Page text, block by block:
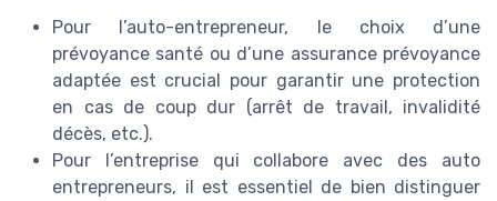
Pour l’auto-entrepreneur, le choix d’une
prévoyance santé ou d’une assurance prévoyance
adaptée est crucial pour garantir une protection
en cas de coup dur (arrêt de travail, invalidité
décès, etc.).
Pour l’entreprise qui collabore avec des auto
entrepreneurs, il est essentiel de bien distinguer